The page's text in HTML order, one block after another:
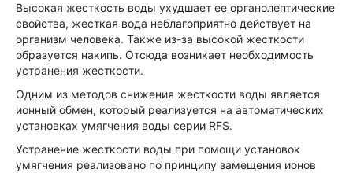
Высокая жесткость воды ухудшает ее органолептические
свойства, жесткая вода неблагоприятно действует на
организм человека. Также из-за высокой жесткости
образуется накипь. Отсюда возникает необходимость
устранения жесткости.
Одним из методов снижения жесткости воды является
ионный обмен, который реализуется на автоматических
установках умягчения воды серии RFS.
Устранение жесткости воды при помощи установок
умягчения реализовано по принципу замещения ионов